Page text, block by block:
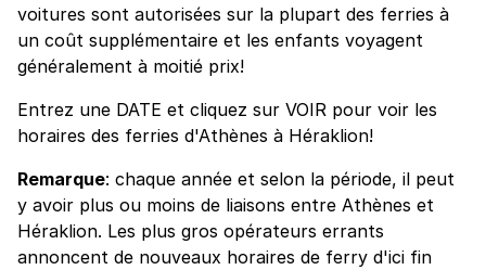
voitures sont autorisées sur la plupart des ferries à
un coût supplémentaire et les enfants voyagent
généralement à moitié prix!
Entrez une DATE et cliquez sur VOIR pour voir les
horaires des ferries d'Athènes à Héraklion!
Remarque: chaque année et selon la période, il peut
y avoir plus ou moins de liaisons entre Athènes et
Héraklion. Les plus gros opérateurs errants
annoncent de nouveaux horaires de ferry d'ici fin